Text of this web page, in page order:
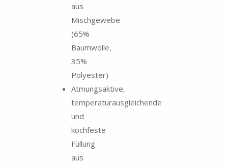
aus
Mischgewebe
(65%
Baumwolle,
35%
Polyester)
Atmungsaktive,
temperaturausgleichende
und
kochfeste
Füllung
aus